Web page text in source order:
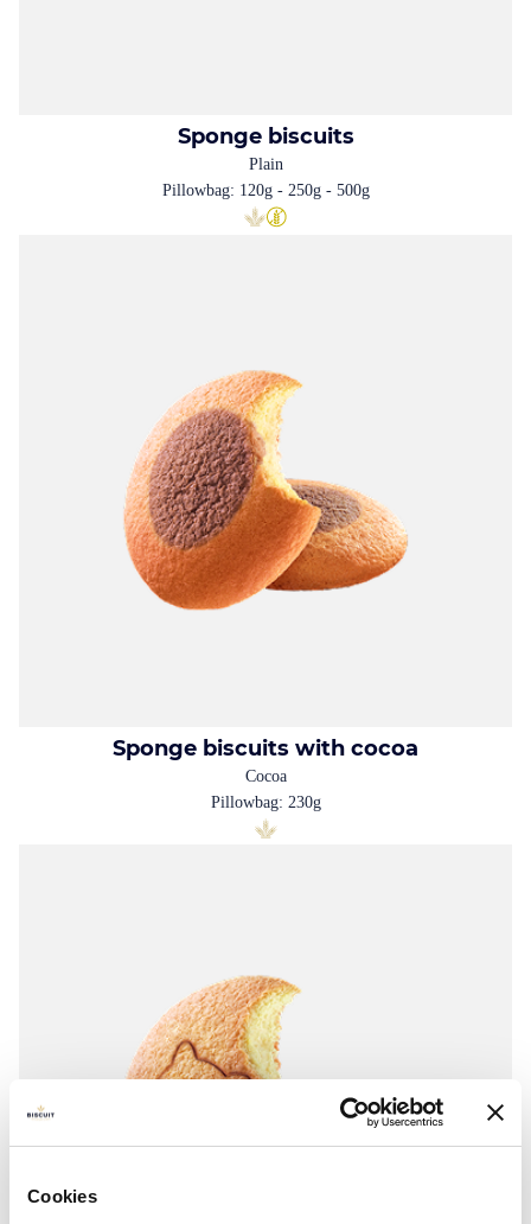
Cookies
Sponge biscuits
Plain
Pillowbag: 120g - 250g - 500g
Sponge biscuits with cocoa
Cocoa
Pillowbag: 230g